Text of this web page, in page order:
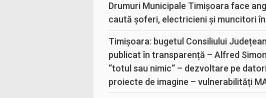
Drumuri Municipale Timișoara face
caută șoferi, electricieni și muncitori
Timișoara: bugetul Consiliului
publicat în transparență – Alfred
“totul sau nimic“ – dezvoltare pe
proiecte de imagine – vulnerabilități